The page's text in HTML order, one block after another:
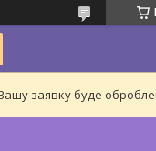
Вашу заявку буде